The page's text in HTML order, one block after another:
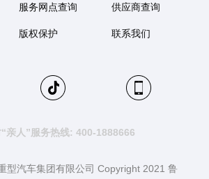
服务网点查询 供应商查询
版权保护 联系我们
亲人”服务热线: 400-1888666
型汽车集团有限公司 Copyright 2021 鲁